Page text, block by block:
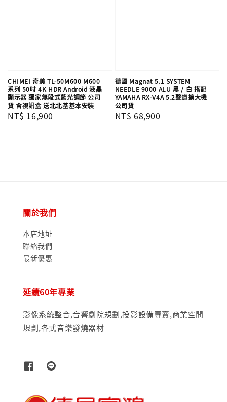
CHIMEI 奇美 TL-50M600 M600
系列 50吋 4K HDR Android 液晶
顯示器 獨家無段式藍光調節 公司
貨 含視訊盒 送北北基基本安裝
Regular
NT$ 16,900
德國 Magnat 5.1 SYSTEM
NEEDLE 9000 ALU 黑 / 白 搭配
YAMAHA RX-V4A 5.2聲道擴大機
公司貨
Regular
NT$ 68,900
關於我們
本店地址
聯絡我們
最新優惠
延續60年專業
影像系統整合,音響劇院規劃,投影設備專賣,商業空間
規劃,各式音樂發燒器材